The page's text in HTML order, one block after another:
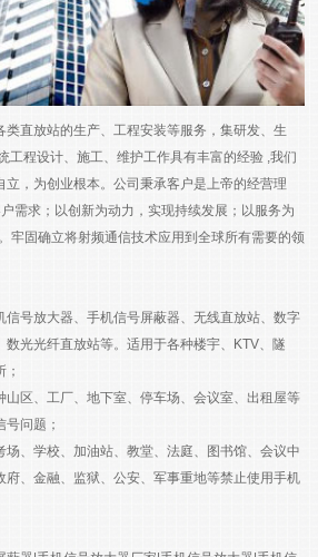
直放站的生产、工程安装等服务，集研发、生
工程设计、施工、维护工作具有丰富的经验 ,我们
立，为创业根本。公司秉承客户是上帝的经营理
需求；以创新为动力，实现持续发展；以服务为
牢固确立将射频通信技术应用到全球所有需要的领
信号放大器、手机信号屏蔽器、无线直放站、数字
光光纤直放站等。适用于各种楼宇、KTV、隧
山区、工厂、地下室、停车场、会议室、出租屋等
问题；
、学校、加油站、教堂、法庭、图书馆、会议中
府、金融、监狱、公安、军事重地等禁止使用手机